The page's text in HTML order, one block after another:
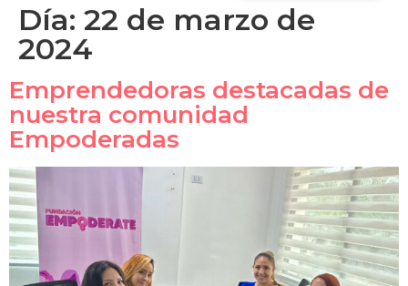
Día: 22 de marzo de
2024
Emprendedoras destacadas de
nuestra comunidad
Empoderadas